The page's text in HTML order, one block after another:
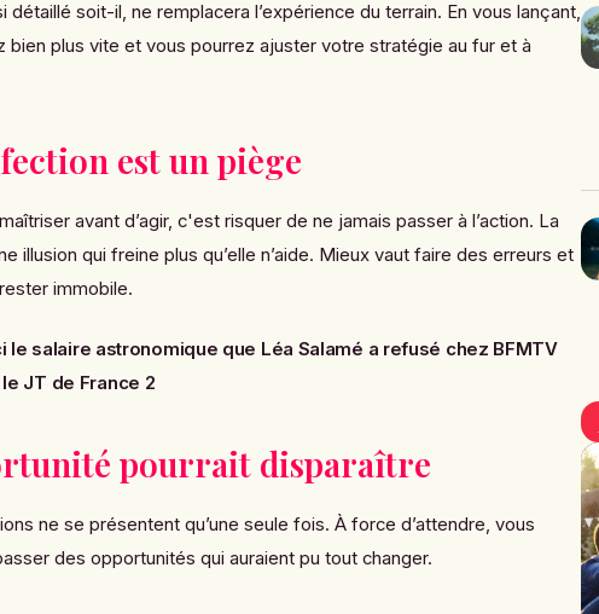
détaillé soit-il, ne remplacera l’expérience du terrain. En vous lançant,
bien plus vite et vous pourrez ajuster votre stratégie au fur et à
est un piège
avant d’agir, c'est risquer de ne jamais passer à l’action. La
illusion qui freine plus qu’elle n’aide. Mieux vaut faire des erreurs et
immobile.
le salaire astronomique que Léa Salamé a refusé chez BFMTV
JT de France 2
pourrait disparaître
ne se présentent qu’une seule fois. À force d’attendre, vous
des opportunités qui auraient pu tout changer.